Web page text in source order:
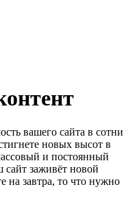
вашего сайта в сотни
новых высот в
и постоянный
заживёт новой
на завтра, то что нужно